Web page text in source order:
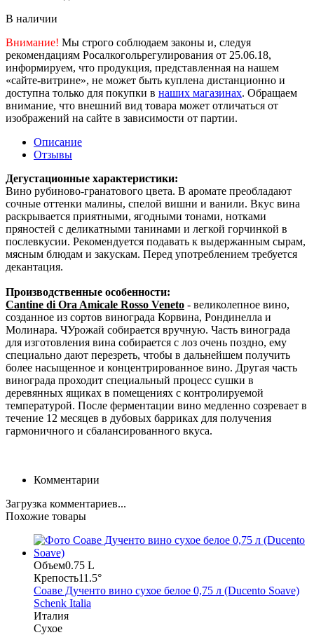
В наличии
Внимание! Мы строго соблюдаем законы и, следуя
рекомендациям Росалкогольрегулирования от 25.06.18,
информируем, что продукция, представленная на нашем
«сайте-витрине», не может быть куплена дистанционно и
доступна только для покупки в наших магазинах. Обращаем
внимание, что внешний вид товара может отличаться от
изображений на сайте в зависимости от партии.
Описание
Отзывы
Дегустационные характеристики:
Вино рубиново-гранатового цвета. В аромате преобладают
сочные оттенки малины, спелой вишни и ванили. Вкус вина
раскрывается приятными, ягодными тонами, нотками
пряностей с деликатными танинами и легкой горчинкой в
послевкусии. Рекомендуется подавать к выдержанным сырам,
мясным блюдам и закускам. Перед употреблением требуется
декантация.
Производственные особенности:
Cantine di Ora Amicale Rosso Veneto - великолепное вино,
созданное из сортов винограда Корвина, Рондинелла и
Молинара. ЧУрожай собирается вручную. Часть винограда
для изготовления вина собирается с лоз очень поздно, ему
специально дают перезреть, чтобы в дальнейшем получить
более насыщенное и концентрированное вино. Другая часть
винограда проходит специальный процесс сушки в
деревянных ящиках в помещениях с контролируемой
температурой. После ферментации вино медленно созревает в
течение 12 месяцев в дубовых барриках для получения
гармоничного и сбалансированного вкуса.
Комментарии
Загрузка комментариев...
Похожие товары
Объем0.75 L
Крепость11.5°
Соаве Дученто вино сухое белое 0,75 л (Ducento Soave)
Schenk Italia
Италия
Сухое